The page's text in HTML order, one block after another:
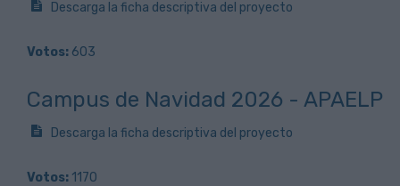
Descarga la ficha descriptiva del proyecto
Votos: 603
Campus de Navidad 2026 - APAELP
Descarga la ficha descriptiva del proyecto
Votos: 1170